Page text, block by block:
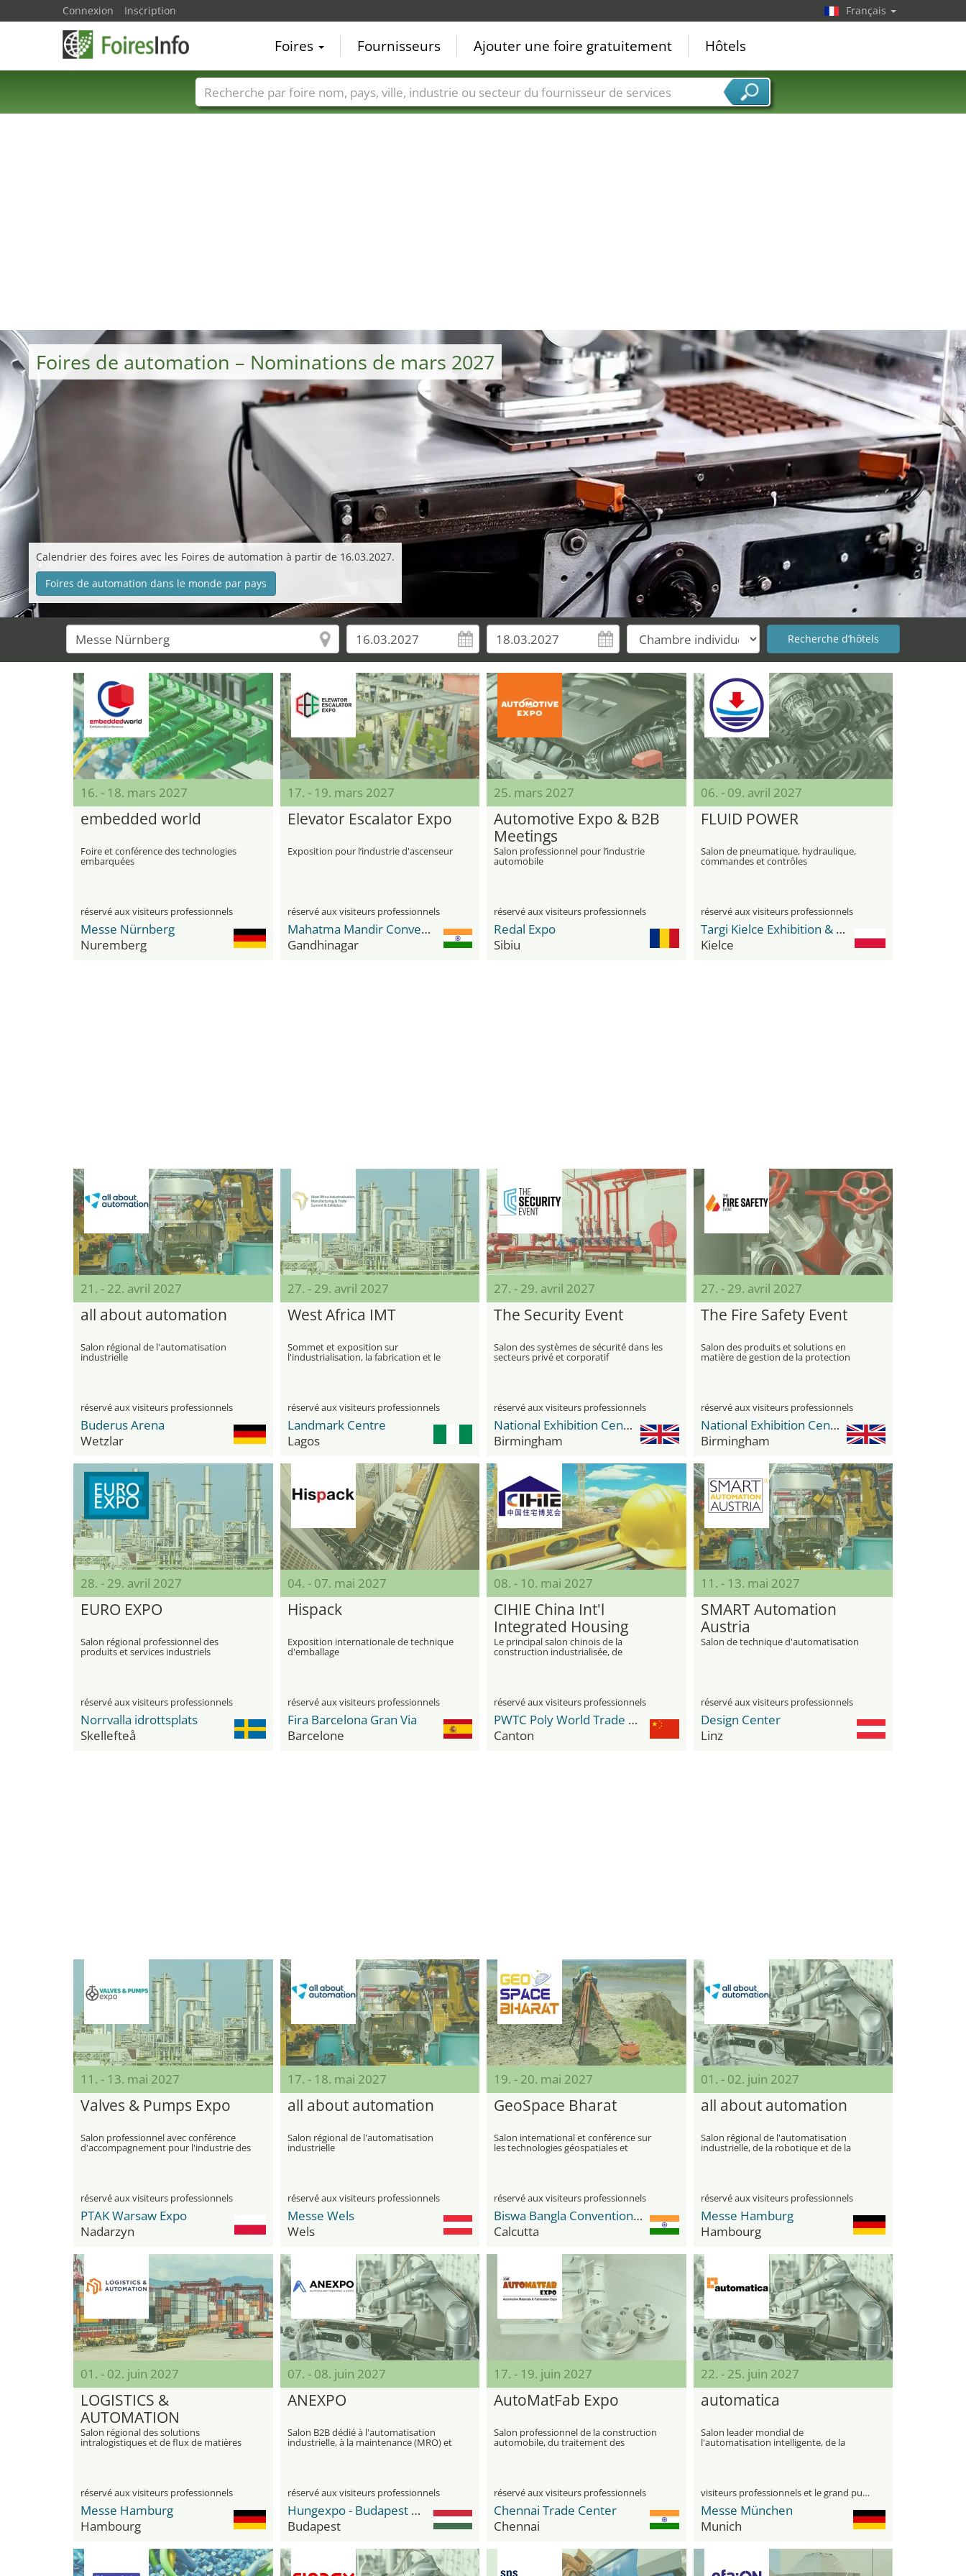
Foires de automation – Nominations de mars 2027
Calendrier des foires avec les Foires de automation à partir de 16.03.2027.
Foires de automation dans le monde par pays
16. - 18. mars 2027
embedded world
Foire et conférence des technologies
embarquées
réservé aux visiteurs professionnels
Messe Nürnberg
Nuremberg
17. - 19. mars 2027
Elevator Escalator Expo
Exposition pour l’industrie d'ascenseur
réservé aux visiteurs professionnels
Mahatma Mandir Convention Center
Gandhinagar
25. mars 2027
Automotive Expo & B2B
Meetings
Salon professionnel pour l’industrie
automobile
réservé aux visiteurs professionnels
Redal Expo
Sibiu
06. - 09. avril 2027
FLUID POWER
Salon de pneumatique, hydraulique,
commandes et contrôles
réservé aux visiteurs professionnels
Targi Kielce Exhibition & Congress Centre
Kielce
21. - 22. avril 2027
all about automation
Salon régional de l'automatisation
industrielle
réservé aux visiteurs professionnels
Buderus Arena
Wetzlar
27. - 29. avril 2027
West Africa IMT
Sommet et exposition sur
l'industrialisation, la fabrication et le
réservé aux visiteurs professionnels
Landmark Centre
Lagos
27. - 29. avril 2027
The Security Event
Salon des systèmes de sécurité dans les
secteurs privé et corporatif
réservé aux visiteurs professionnels
National Exhibition Center (NEC)
Birmingham
27. - 29. avril 2027
The Fire Safety Event
Salon des produits et solutions en
matière de gestion de la protection
réservé aux visiteurs professionnels
National Exhibition Center (NEC)
Birmingham
28. - 29. avril 2027
EURO EXPO
Salon régional professionnel des
produits et services industriels
réservé aux visiteurs professionnels
Norrvalla idrottsplats
Skellefteå
04. - 07. mai 2027
Hispack
Exposition internationale de technique
d'emballage
réservé aux visiteurs professionnels
Fira Barcelona Gran Via
Barcelone
08. - 10. mai 2027
CIHIE China Int'l
Integrated Housing
Industry & Building
Industrialization Expo
Le principal salon chinois de la
construction industrialisée, de
réservé aux visiteurs professionnels
PWTC Poly World Trade Center
Canton
11. - 13. mai 2027
SMART Automation
Austria
Salon de technique d'automatisation
réservé aux visiteurs professionnels
Design Center
Linz
11. - 13. mai 2027
Valves & Pumps Expo
Salon professionnel avec conférence
d'accompagnement pour l'industrie des
raccords industriels, des pompes, des
réservé aux visiteurs professionnels
PTAK Warsaw Expo
Nadarzyn
17. - 18. mai 2027
all about automation
Salon régional de l'automatisation
industrielle
réservé aux visiteurs professionnels
Messe Wels
Wels
19. - 20. mai 2027
GeoSpace Bharat
Salon international et conférence sur
les technologies géospatiales et
réservé aux visiteurs professionnels
Biswa Bangla Convention Centre
Calcutta
01. - 02. juin 2027
all about automation
Salon régional de l'automatisation
industrielle, de la robotique et de la
réservé aux visiteurs professionnels
Messe Hamburg
Hambourg
01. - 02. juin 2027
LOGISTICS &
AUTOMATION
Salon régional des solutions
intralogistiques et de flux de matières
réservé aux visiteurs professionnels
Messe Hamburg
Hambourg
07. - 08. juin 2027
ANEXPO
Salon B2B dédié à l'automatisation
industrielle, à la maintenance (MRO) et
réservé aux visiteurs professionnels
Hungexpo - Budapest Fair Center
Budapest
17. - 19. juin 2027
AutoMatFab Expo
Salon professionnel de la construction
automobile, du traitement des
réservé aux visiteurs professionnels
Chennai Trade Center
Chennai
22. - 25. juin 2027
automatica
Salon leader mondial de
l'automatisation intelligente, de la
robotique et de la production
visiteurs professionnels et le grand public
Messe München
Munich
Connexion Inscription Français
Foires Fournisseurs Ajouter une foire gratuitement Hôtels
Foire noms Pays Villes Secteurs de foire Secteurs du fournisseur de services